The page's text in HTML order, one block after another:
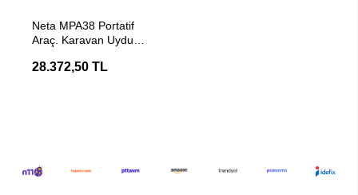
Neta MPA38 Portatif
Araç. Karavan Uydu
28.372,50 TL